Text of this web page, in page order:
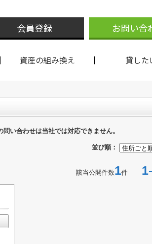
会員登録 お問い合
資産の組み換え 貸した
い合わせは当社では対応できません。
並び順：
該当公開件数1件